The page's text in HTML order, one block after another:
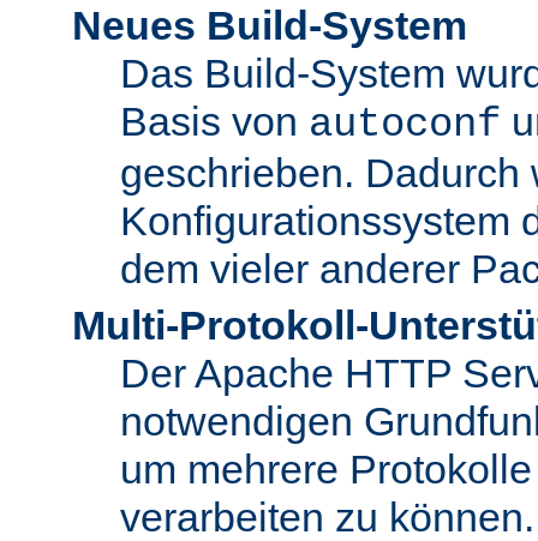
Neues Build-System
Das Build-System
Basis von autoconf
geschrieben. Dadurch
Konfigurationssystem
dem vieler anderer
Multi-Protokoll-
Der Apache HTTP
notwendigen
um mehrere
verarbeiten zu